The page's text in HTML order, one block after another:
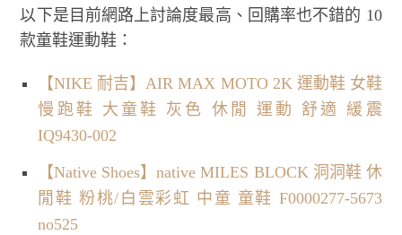
以下是目前網路上討論度最高、回購率也不錯的 10
款童鞋運動鞋：
【NIKE 耐吉】AIR MAX MOTO 2K 運動鞋 女鞋
慢跑鞋 大童鞋 灰色 休閒 運動 舒適 緩震
IQ9430-002
【Native Shoes】native MILES BLOCK 洞洞鞋 休
閒鞋 粉桃/白雲彩虹 中童 童鞋 F0000277-5673
no525